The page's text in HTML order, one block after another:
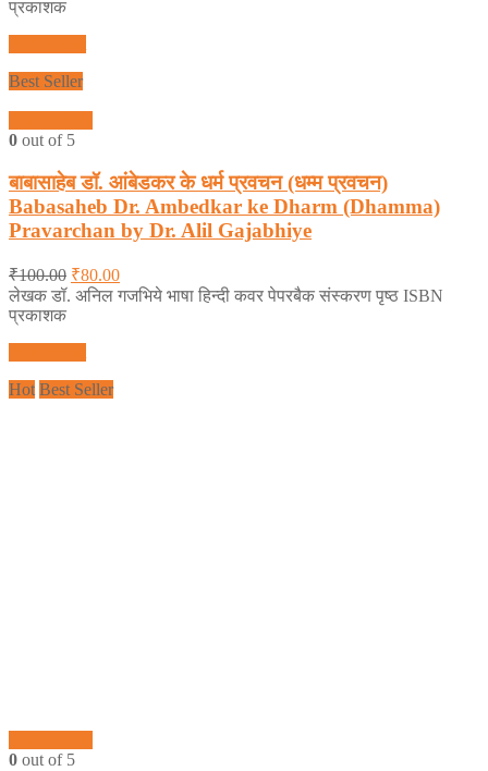
प्रकाशक
Best Seller
0 out of 5
बाबासाहेब डॉ. आंबेडकर के धर्म प्रवचन (धम्म प्रवचन)
Babasaheb Dr. Ambedkar ke Dharm (Dhamma)
Pravarchan by Dr. Alil Gajabhiye
₹100.00 ₹80.00
लेखक डॉ. अनिल गजभिये भाषा हिन्दी कवर पेपरबैक संस्करण पृष्ठ ISBN
प्रकाशक
Hot Best Seller
0 out of 5